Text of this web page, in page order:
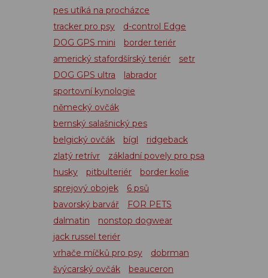
pes utíká na procházce
tracker pro psy
d-control Edge
DOG GPS mini
border teriér
americký stafordšírský teriér
setr
DOG GPS ultra
labrador
sportovní kynologie
německý ovčák
bernský salašnický pes
belgický ovčák
bígl
ridgeback
zlatý retrívr
základní povely pro psa
husky
pitbulteriér
border kolie
sprejový obojek
6 psů
bavorský barvář
FOR PETS
dalmatin
nonstop dogwear
jack russel teriér
vrhače míčků pro psy
dobrman
švýcarský ovčák
beauceron